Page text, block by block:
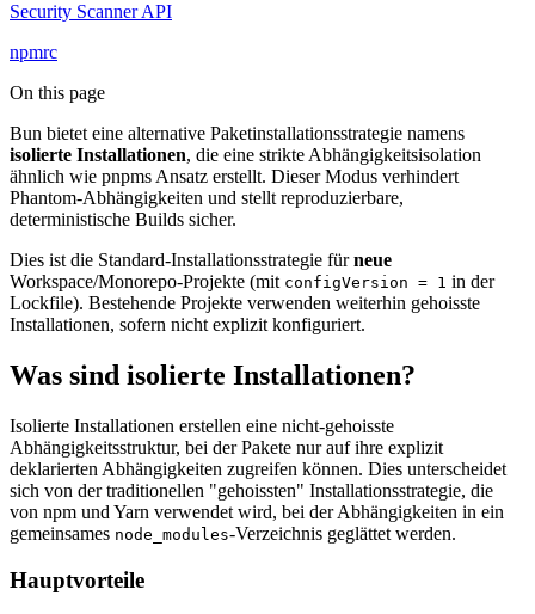
Security Scanner API
npmrc
On this page
Bun bietet eine alternative Paketinstallationsstrategie namens
isolierte Installationen, die eine strikte Abhängigkeitsisolation
ähnlich wie pnpms Ansatz erstellt. Dieser Modus verhindert
Phantom-Abhängigkeiten und stellt reproduzierbare,
deterministische Builds sicher.
Dies ist die Standard-Installationsstrategie fürneue
Workspace/Monorepo-Projekte (mit configVersion = 1 in der
Lockfile). Bestehende Projekte verwenden weiterhin gehoisste
Installationen, sofern nicht explizit konfiguriert.
Was sind isolierte Installationen?
Isolierte Installationen erstellen eine nicht-gehoisste
Abhängigkeitsstruktur, bei der Pakete nur auf ihre explizit
deklarierten Abhängigkeiten zugreifen können. Dies unterscheidet
sich von der traditionellen "gehoissten" Installationsstrategie, die
von npm und Yarn verwendet wird, bei der Abhängigkeiten in ein
gemeinsames node_modules-Verzeichnis geglättet werden.
Hauptvorteile